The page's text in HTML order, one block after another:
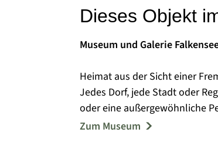
Dieses Objekt
Museum und Galerie
Heimat aus der Sicht einer
Jedes Dorf, jede Stadt oder
oder eine außergewöhnliche
regionalgeschichtliche
Zum Museum